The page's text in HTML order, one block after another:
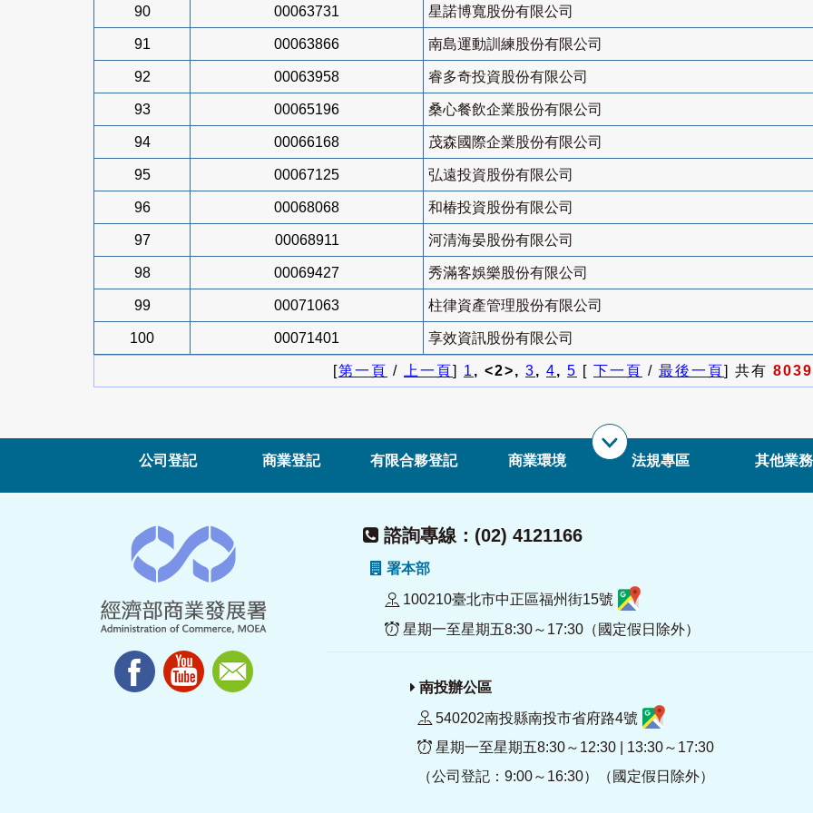
90 00063731 星諾博寬股份有限公司
91 00063866 南島運動訓練股份有限公司
92 00063958 睿多奇投資股份有限公司
93 00065196 桑心餐飲企業股份有限公司
94 00066168 茂森國際企業股份有限公司
95 00067125 弘遠投資股份有限公司
96 00068068 和椿投資股份有限公司
97 00068911 河清海晏股份有限公司
98 00069427 秀滿客娛樂股份有限公司
99 00071063 柱律資產管理股份有限公司
100 00071401 享效資訊股份有限公司
[第一頁 / 上一頁] 1, <2>, 3, 4, 5 [ 下一頁 / 最後一頁] 共有 8039
公司登記 商業登記 有限合夥登記 商業環境 法規專區 其他業務
諮詢專線：(02) 4121166
署本部
100210臺北市中正區福州街15號
星期一至星期五8:30～17:30（國定假日除外）
南投辦公區
540202南投縣南投市省府路4號
星期一至星期五8:30～12:30 | 13:30～17:30
（公司登記：9:00～16:30）（國定假日除外）